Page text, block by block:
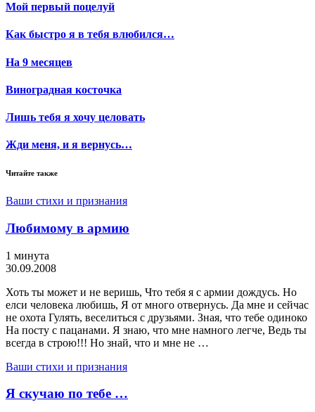
Мой первый поцелуй
Как быстро я в тебя влюбился…
На 9 месяцев
Виноградная косточка
Лишь тебя я хочу целовать
Жди меня, и я вернусь…
Читайте также
Ваши стихи и признания
Любимому в армию
1 минута
30.09.2008
Хоть ты может и не веришь, Что тебя я с армии дождусь. Но
елси человека любишь, Я от много отвернусь. Да мне и сейчас
не охота Гулять, веселиться с друзьями. Зная, что тебе одиноко
На посту с пацанами. Я знаю, что мне намного легче, Ведь ты
всегда в строю!!! Но знай, что и мне не …
Ваши стихи и признания
Я скучаю по тебе …